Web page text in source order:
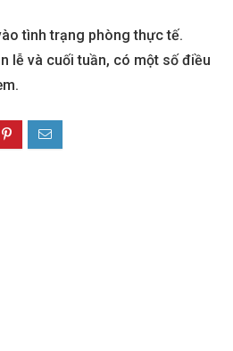
tình trạng phòng thực tế.
lễ và cuối tuần, có một số điều